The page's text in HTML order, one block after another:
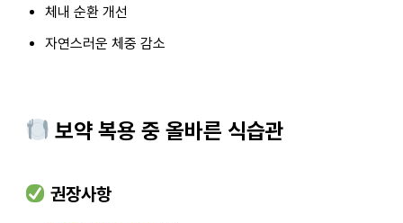
체내 순환 개선
자연스러운 체중 감소
보약 복용 중 올바른 식습관
권장사항